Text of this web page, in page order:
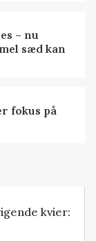
– nu
sæd kan
fokus på
kvier: